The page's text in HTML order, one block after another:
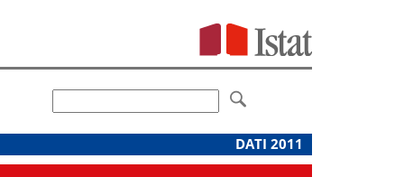
DATI 2011